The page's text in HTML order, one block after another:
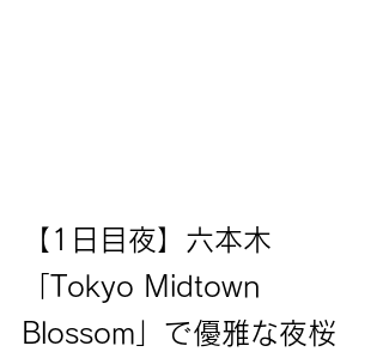
【1日目夜】六本木
「Tokyo Midtown
Blossom」で優雅な夜桜